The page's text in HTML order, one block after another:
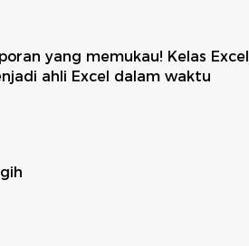
yang memukau! Kelas Excel
ahli Excel dalam waktu